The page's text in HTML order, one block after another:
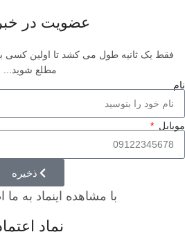
عضویت در
فقط یک ثانیه طول می کشد تا اولین کسی
مطلع شوید...
نام
موبایل
ذخیره
با مشاهده اینماد به ما
نماد